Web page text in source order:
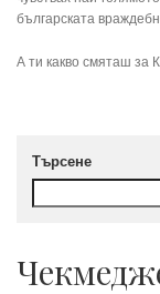
българската
А ти какво смяташ за
Търсене